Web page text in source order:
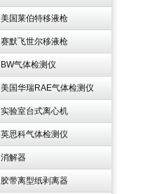
美国莱伯特移液枪
赛默飞世尔移液枪
BW气体检测仪
美国华瑞RAE气体检测仪
实验室台式离心机
英思科气体检测仪
消解器
胶带离型纸剥离器